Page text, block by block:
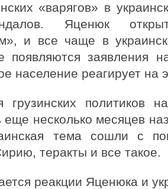
«варягов» в
Яценюк
и все чаще в
появляются заявления
население реагирует на
грузинских политиков
еще несколько месяцев
тема сошли с
теракты и все такое.
реакции Яценюка и